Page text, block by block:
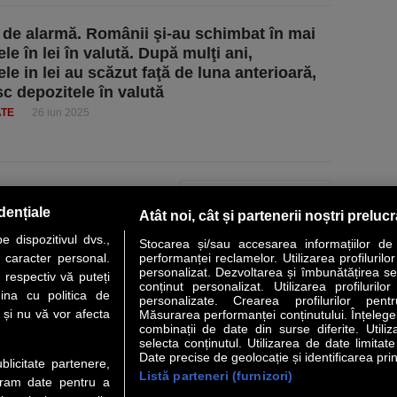
alarmă. Românii şi-au schimbat în mai
în lei în valută. După mulţi ani,
in lei au scăzut faţă de luna anterioară,
depozitele în valută
26 iun 2025
STORY LIDERI ANALIZE HI-TECH MEET THE CEO
Politica de confidentialitate
Termeni si conditii
Servicii
dispozitivul dvs.,
personal.
respectiv vă puteți
cu politica de
nu vă vor afecta
partenere,
date pentru a
Atât noi, cât și partenerii noștri
Stocarea și/sau accesarea informațiilor
performanței reclamelor. Utilizarea
personalizat. Dezvoltarea și îmbunătățirea
conținut personalizat. Utilizarea
personalizate. Crearea profilurilor
Măsurarea performanței conținutului.
combinații de date din surse diferite.
selecta conținutul. Utilizarea de date
Date precise de geolocație și identificarea
Listă parteneri (furnizori)